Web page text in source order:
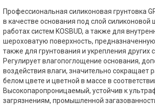
Профессиональная силиконовая грунтовка
в качестве основания под слой
работах систем KOSBUD, а также для
шероховатую поверхность,
также для грунтования и укрепления других
Регулирует влагопоглощение основания,
воздействия влаги, значительно сокращает
белом цвете и цветной в массе в
Высокопаропроницаемый, устойчив к
загрязнениям, промышленной